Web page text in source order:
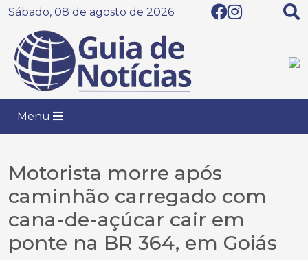
Sábado, 08 de agosto de 2026
Menu
Motorista morre após
caminhão carregado com
cana-de-açúcar cair em
ponte na BR 364, em Goiás